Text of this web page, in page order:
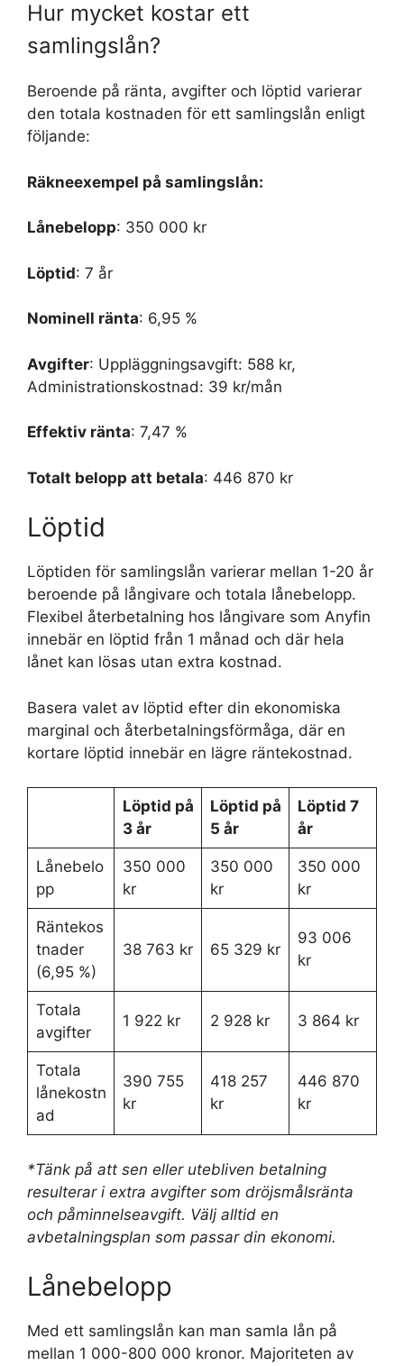
Hur mycket kostar ett
samlingslån?
Beroende på ränta, avgifter och löptid varierar
den totala kostnaden för ett samlingslån enligt
följande:
Räkneexempel på samlingslån:
Lånebelopp: 350 000 kr
Löptid: 7 år
Nominell ränta: 6,95 %
Avgifter: Uppläggningsavgift: 588 kr,
Administrationskostnad: 39 kr/mån
Effektiv ränta: 7,47 %
Totalt belopp att betala: 446 870 kr
Löptid
Löptiden för samlingslån varierar mellan 1-20 år
beroende på långivare och totala lånebelopp.
Flexibel återbetalning hos långivare som Anyfin
innebär en löptid från 1 månad och där hela
lånet kan lösas utan extra kostnad.
Basera valet av löptid efter din ekonomiska
marginal och återbetalningsförmåga, där en
kortare löptid innebär en lägre räntekostnad.
Löptid på
3 år
Löptid på
5 år
Löptid 7
år
Lånebelo
pp
350 000
kr
350 000
kr
350 000
kr
Räntekos
tnader
(6,95 %)
38 763 kr 65 329 kr
93 006
kr
Totala
avgifter
1 922 kr 2 928 kr 3 864 kr
Totala
lånekostn
ad
390 755
kr
418 257
kr
446 870
kr
*Tänk på att sen eller utebliven betalning
resulterar i extra avgifter som dröjsmålsränta
och påminnelseavgift. Välj alltid en
avbetalningsplan som passar din ekonomi.
Lånebelopp
Med ett samlingslån kan man samla lån på
mellan 1 000-800 000 kronor. Majoriteten av